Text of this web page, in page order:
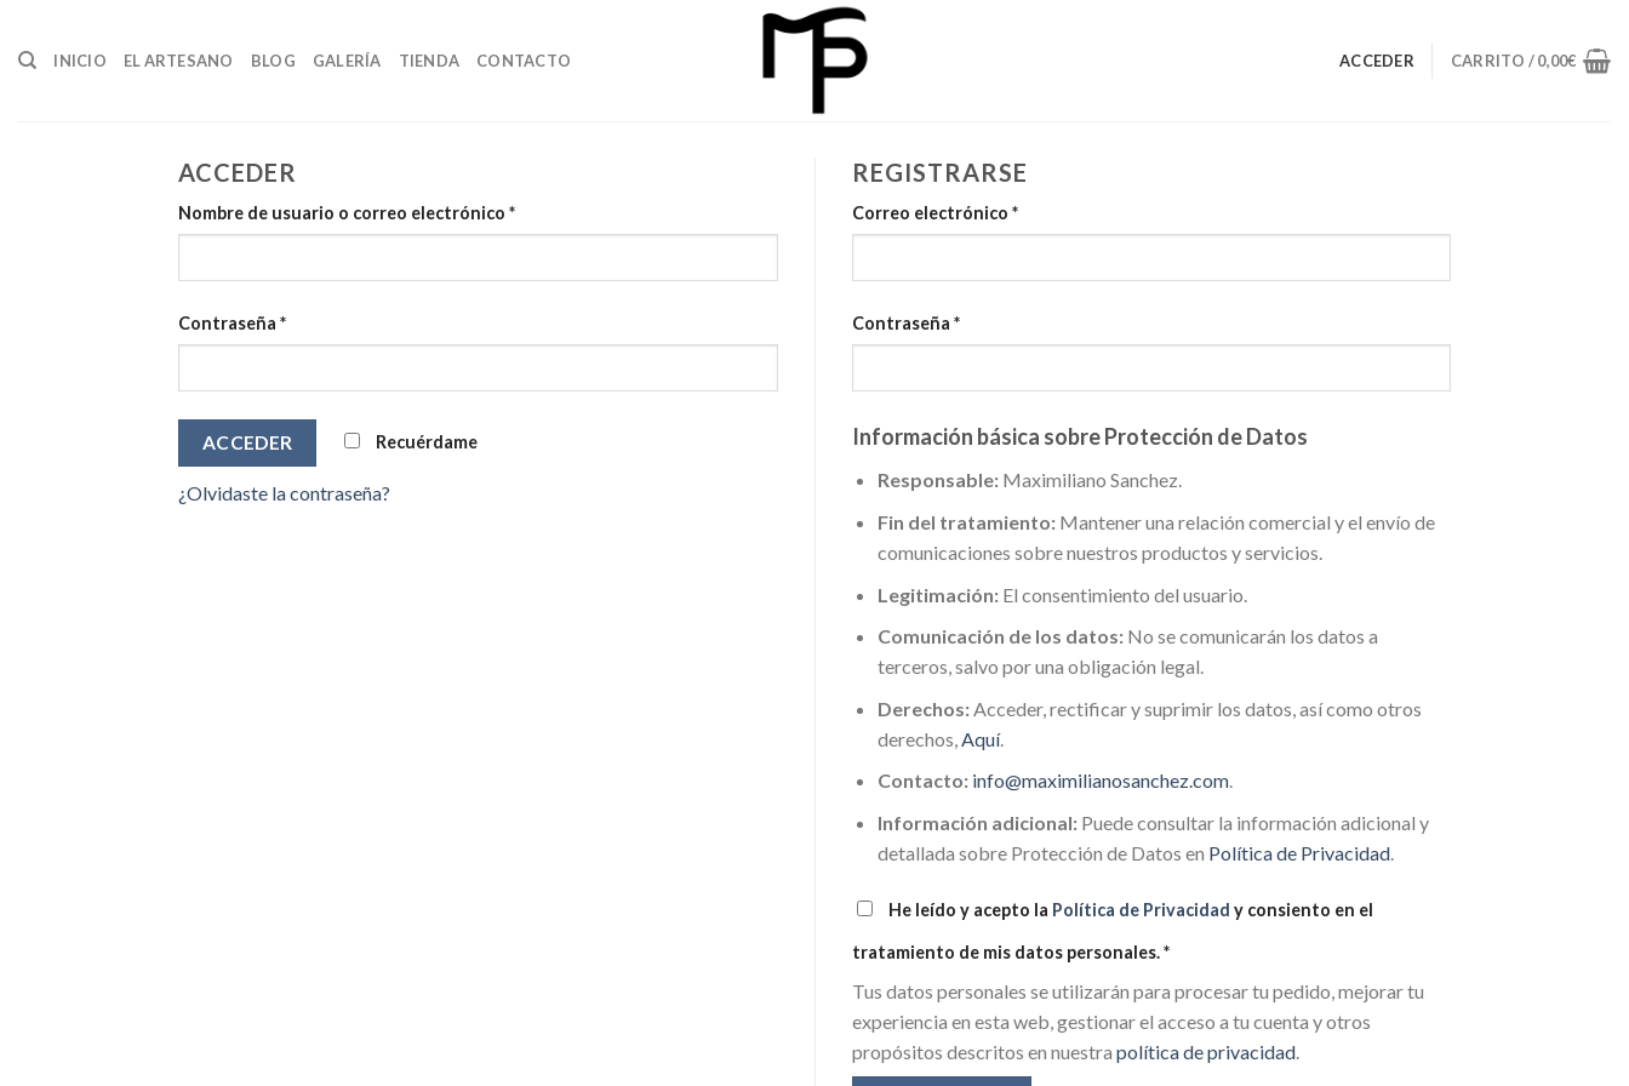
content
INICIO EL ARTESANO BLOG GALERÍA TIENDA CONTACTO ACCEDER CARRITO /0,00€
ACCEDER
Nombre de usuario o correo electrónico *
Contraseña *
ACCEDER Recuérdame
¿Olvidaste la contraseña?
REGISTRARSE
Correo electrónico *
Contraseña *
Información básica sobre Protección de Datos
Responsable:Maximiliano Sanchez.
Fin del tratamiento:Mantener una relación comercial y el envío de
comunicaciones sobre nuestros productos y servicios.
Legitimación:El consentimiento del usuario.
Comunicación de los datos:No se comunicarán los datos a
terceros, salvo por una obligación legal.
Derechos:Acceder, rectificar y suprimir los datos, así como otros
derechos, Aquí.
Contacto: info@maximilianosanchez.com.
Información adicional:Puede consultar la información adicional y
detallada sobre Protección de Datos en Política de Privacidad.
He leído y acepto la Política de Privacidad y consiento en el
tratamiento de mis datos personales.*
Tus datos personales se utilizarán para procesar tu pedido, mejorar tu
experiencia en esta web, gestionar el acceso a tu cuenta y otros
propósitos descritos en nuestra política de privacidad